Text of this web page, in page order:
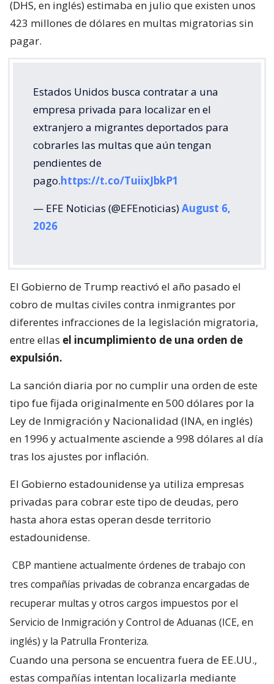
(DHS, en inglés) estimaba en julio que existen unos
423 millones de dólares en multas migratorias sin
pagar.
Estados Unidos busca contratar a una
empresa privada para localizar en el
extranjero a migrantes deportados para
cobrarles las multas que aún tengan
pendientes de
pago.https://t.co/TuiixJbkP1
— EFE Noticias (@EFEnoticias)August 6,
2026
El Gobierno de Trump reactivó el año pasado el
cobro de multas civiles contra inmigrantes por
diferentes infracciones de la legislación migratoria,
entre ellas el incumplimiento de una orden de
expulsión.
La sanción diaria por no cumplir una orden de este
tipo fue fijada originalmente en 500 dólares por la
Ley de Inmigración y Nacionalidad (INA, en inglés)
en 1996 y actualmente asciende a 998 dólares al día
tras los ajustes por inflación.
El Gobierno estadounidense ya utiliza empresas
privadas para cobrar este tipo de deudas, pero
hasta ahora estas operan desde territorio
estadounidense.
CBP mantiene actualmente órdenes de trabajo con
tres compañías privadas de cobranza encargadas de
recuperar multas y otros cargos impuestos por el
Servicio de Inmigración y Control de Aduanas (ICE, en
inglés) y la Patrulla Fronteriza.
Cuando una persona se encuentra fuera de EE.UU.,
estas compañías intentan localizarla mediante